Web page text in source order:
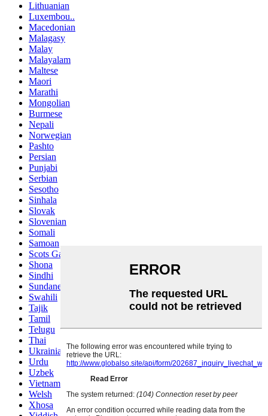
Lithuanian
Luxembou..
Macedonian
Malagasy
Malay
Malayalam
Maltese
Maori
Marathi
Mongolian
Burmese
Nepali
Norwegian
Pashto
Persian
Punjabi
Serbian
Sesotho
Sinhala
Slovak
Slovenian
Somali
Samoan
Scots Gaelic
Shona
Sindhi
Sundanese
Swahili
Tajik
Tamil
Telugu
Thai
Ukrainian
Urdu
Uzbek
Vietnamese
Welsh
Xhosa